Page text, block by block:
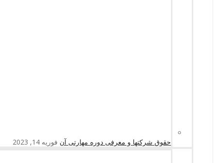
حقوق شرکتها و معرفی دوره مهارتی آن فوریه 14, 2023